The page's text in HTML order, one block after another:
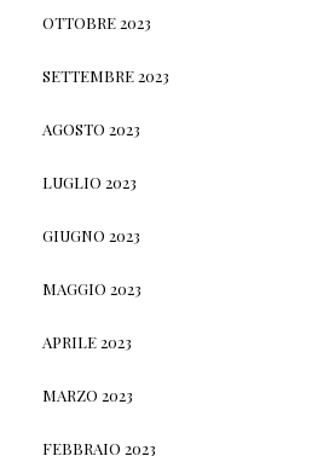
OTTOBRE 2023
SETTEMBRE 2023
AGOSTO 2023
LUGLIO 2023
GIUGNO 2023
MAGGIO 2023
APRILE 2023
MARZO 2023
FEBBRAIO 2023